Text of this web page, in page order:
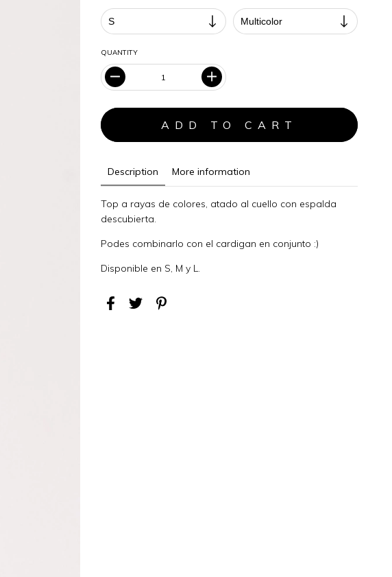
QUANTITY
Description More information
Top a rayas de colores, atado al cuello con espalda
descubierta.
Podes combinarlo con el cardigan en conjunto :)
Disponible en S, M y L.